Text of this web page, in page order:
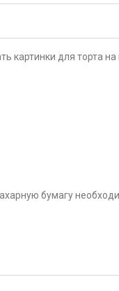
картинки для торта
бумагу